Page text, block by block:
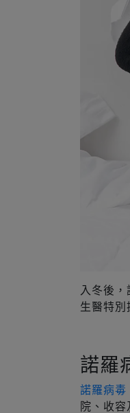
入冬後
生醫特別
諾羅
諾羅病毒
院、收